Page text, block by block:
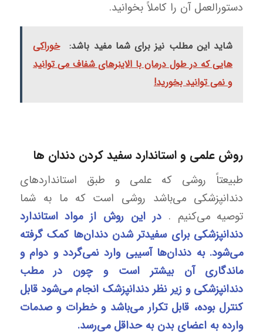
دستورالعمل آن را کاملاً بخوانید.
شاید این مطلب نیز برای شما مفید باشد:
خوراکی
هایی که در طول درمان با الاینرهای شفاف می توانید
و نمی توانید بخورید!
روش علمی و استاندارد سفید کردن دندان ها
طبیعتاً روشی که علمی و طبق استانداردهای
دندانپزشکی می‌باشد روشی است که ما به شما
توصیه می‌کنیم .در این روش از مواد استاندارد
دندانپزشکی برای سفیدتر شدن دندان‌ها کمک گرفته
می‌شود. به دندان‌ها آسیبی وارد نمی‌گردد و دوام و
ماندگاری آن بیشتر است و چون در مطب
دندانپزشکی و زیر نظر دندانپزشک انجام می‌شود قابل
کنترل بوده، قابل تکرار می‌باشد و خطرات و صدمات
وارده به اعضای بدن به حداقل می‌رسد.